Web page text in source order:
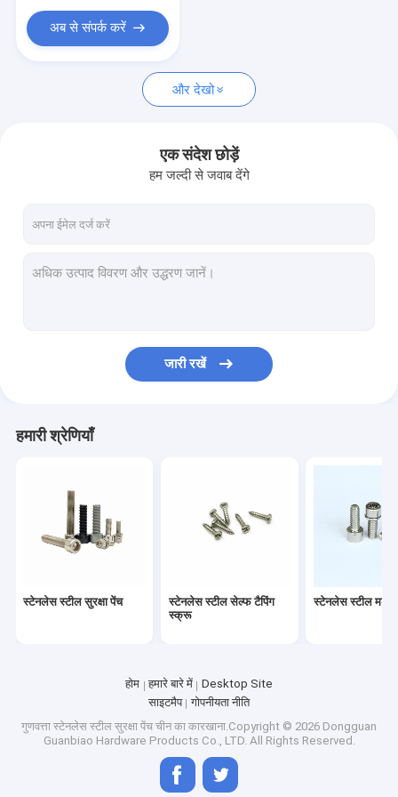
सीएनसी खराद मशीनिंग पार्ट्स
अब से संपर्क करें
और देखो
एक संदेश छोड़ें
हम जल्दी से जवाब देंगे
जारी रखें
हमारी श्रेणियाँ
स्टेनलेस स्टील सुरक्षा पेंच
स्टेनलेस स्टील सेल्फ टैपिंग
स्क्रू
स्टेनलेस स्टील
होम हमारे बारे में
Desktop Site
साइटमैप
गोपनीयता नीति
गुणवत्ता स्टेनलेस स्टील सुरक्षा पेंच चीन का कारखाना.Copyright © 2026 Dongguan
Guanbiao Hardware Products Co., LTD. All Rights Reserved.